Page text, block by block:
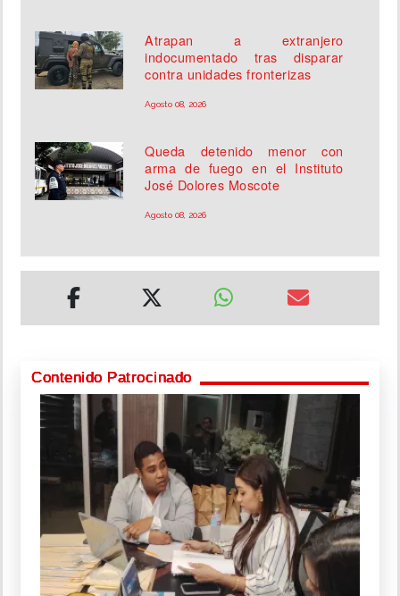
Atrapan a extranjero
indocumentado tras disparar
contra unidades fronterizas
Agosto 08, 2026
Queda detenido menor con
arma de fuego en el Instituto
José Dolores Moscote
Agosto 08, 2026
Contenido Patrocinado